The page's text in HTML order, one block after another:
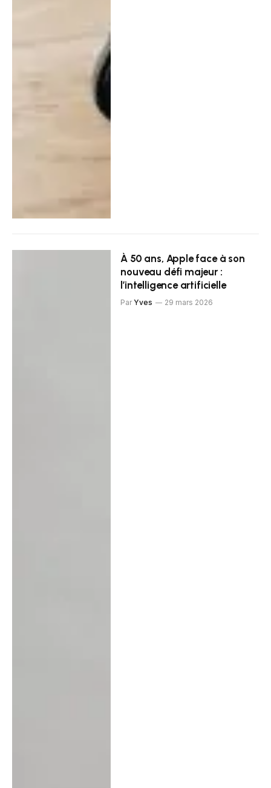
À 50 ans, Apple face à son
nouveau défi majeur :
l’intelligence artificielle
Par Yves 29 mars 2026